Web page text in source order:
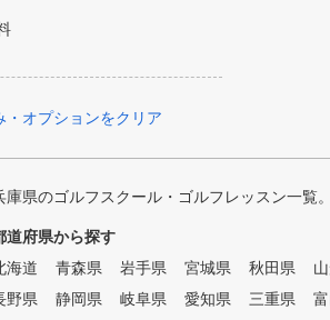
・オプションをクリア
庫県のゴルフスクール・ゴルフレッスン一覧
道府県から探す
海道
青森県 岩手県 宮城県 秋田県
野県
静岡県 岐阜県 愛知県 三重県